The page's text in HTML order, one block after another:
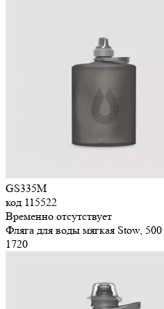
GS335M
код 115522
Временно отсутствует
Фляга для воды мягкая Stow,
1720